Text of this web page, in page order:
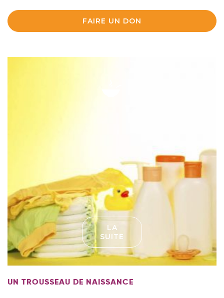
FAIRE UN DON
LA
SUITE
UN TROUSSEAU DE NAISSANCE